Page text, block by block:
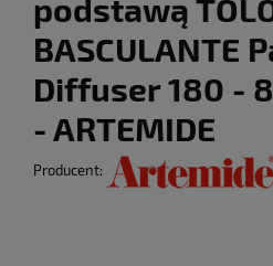
podstawą
BASCULANTE
Diffuser 180 -
- ARTEMIDE
Producent: